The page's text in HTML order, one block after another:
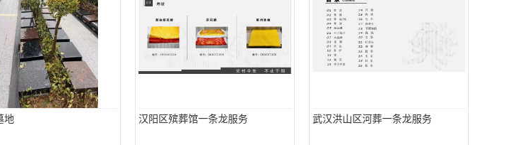
地 汉阳区殡葬馆一条龙服务 武汉洪山区河葬一条龙服务